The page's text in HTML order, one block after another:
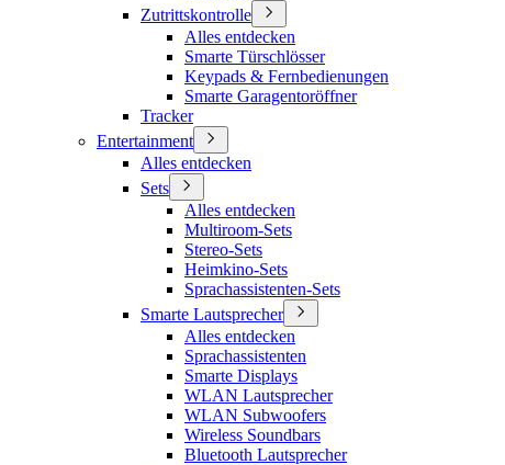
Zutrittskontrolle
Alles entdecken
Smarte Türschlösser
Keypads & Fernbedienungen
Smarte Garagentoröffner
Tracker
Entertainment
Alles entdecken
Sets
Alles entdecken
Multiroom-Sets
Stereo-Sets
Heimkino-Sets
Sprachassistenten-Sets
Smarte Lautsprecher
Alles entdecken
Sprachassistenten
Smarte Displays
WLAN Lautsprecher
WLAN Subwoofers
Wireless Soundbars
Bluetooth Lautsprecher